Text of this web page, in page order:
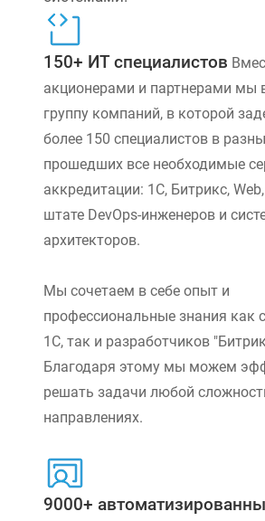
150+ ИТ специалистов
акционерами и партнерами мы
группу компаний, в которой
более 150 специалистов в
прошедших все необходимые
аккредитации: 1С, Битрикс,
штате DevOps-инженеров и
архитекторов.
Мы сочетаем в себе опыт и
профессиональные знания как
1С, так и разработчиков
Благодаря этому мы можем
решать задачи любой
направлениях.
9000+